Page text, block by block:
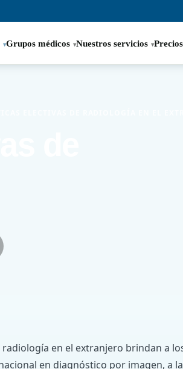
Grupos médicos Nuestros servicios Precios
radiología en el extranjero brindan a
en diagnóstico por imagen, a